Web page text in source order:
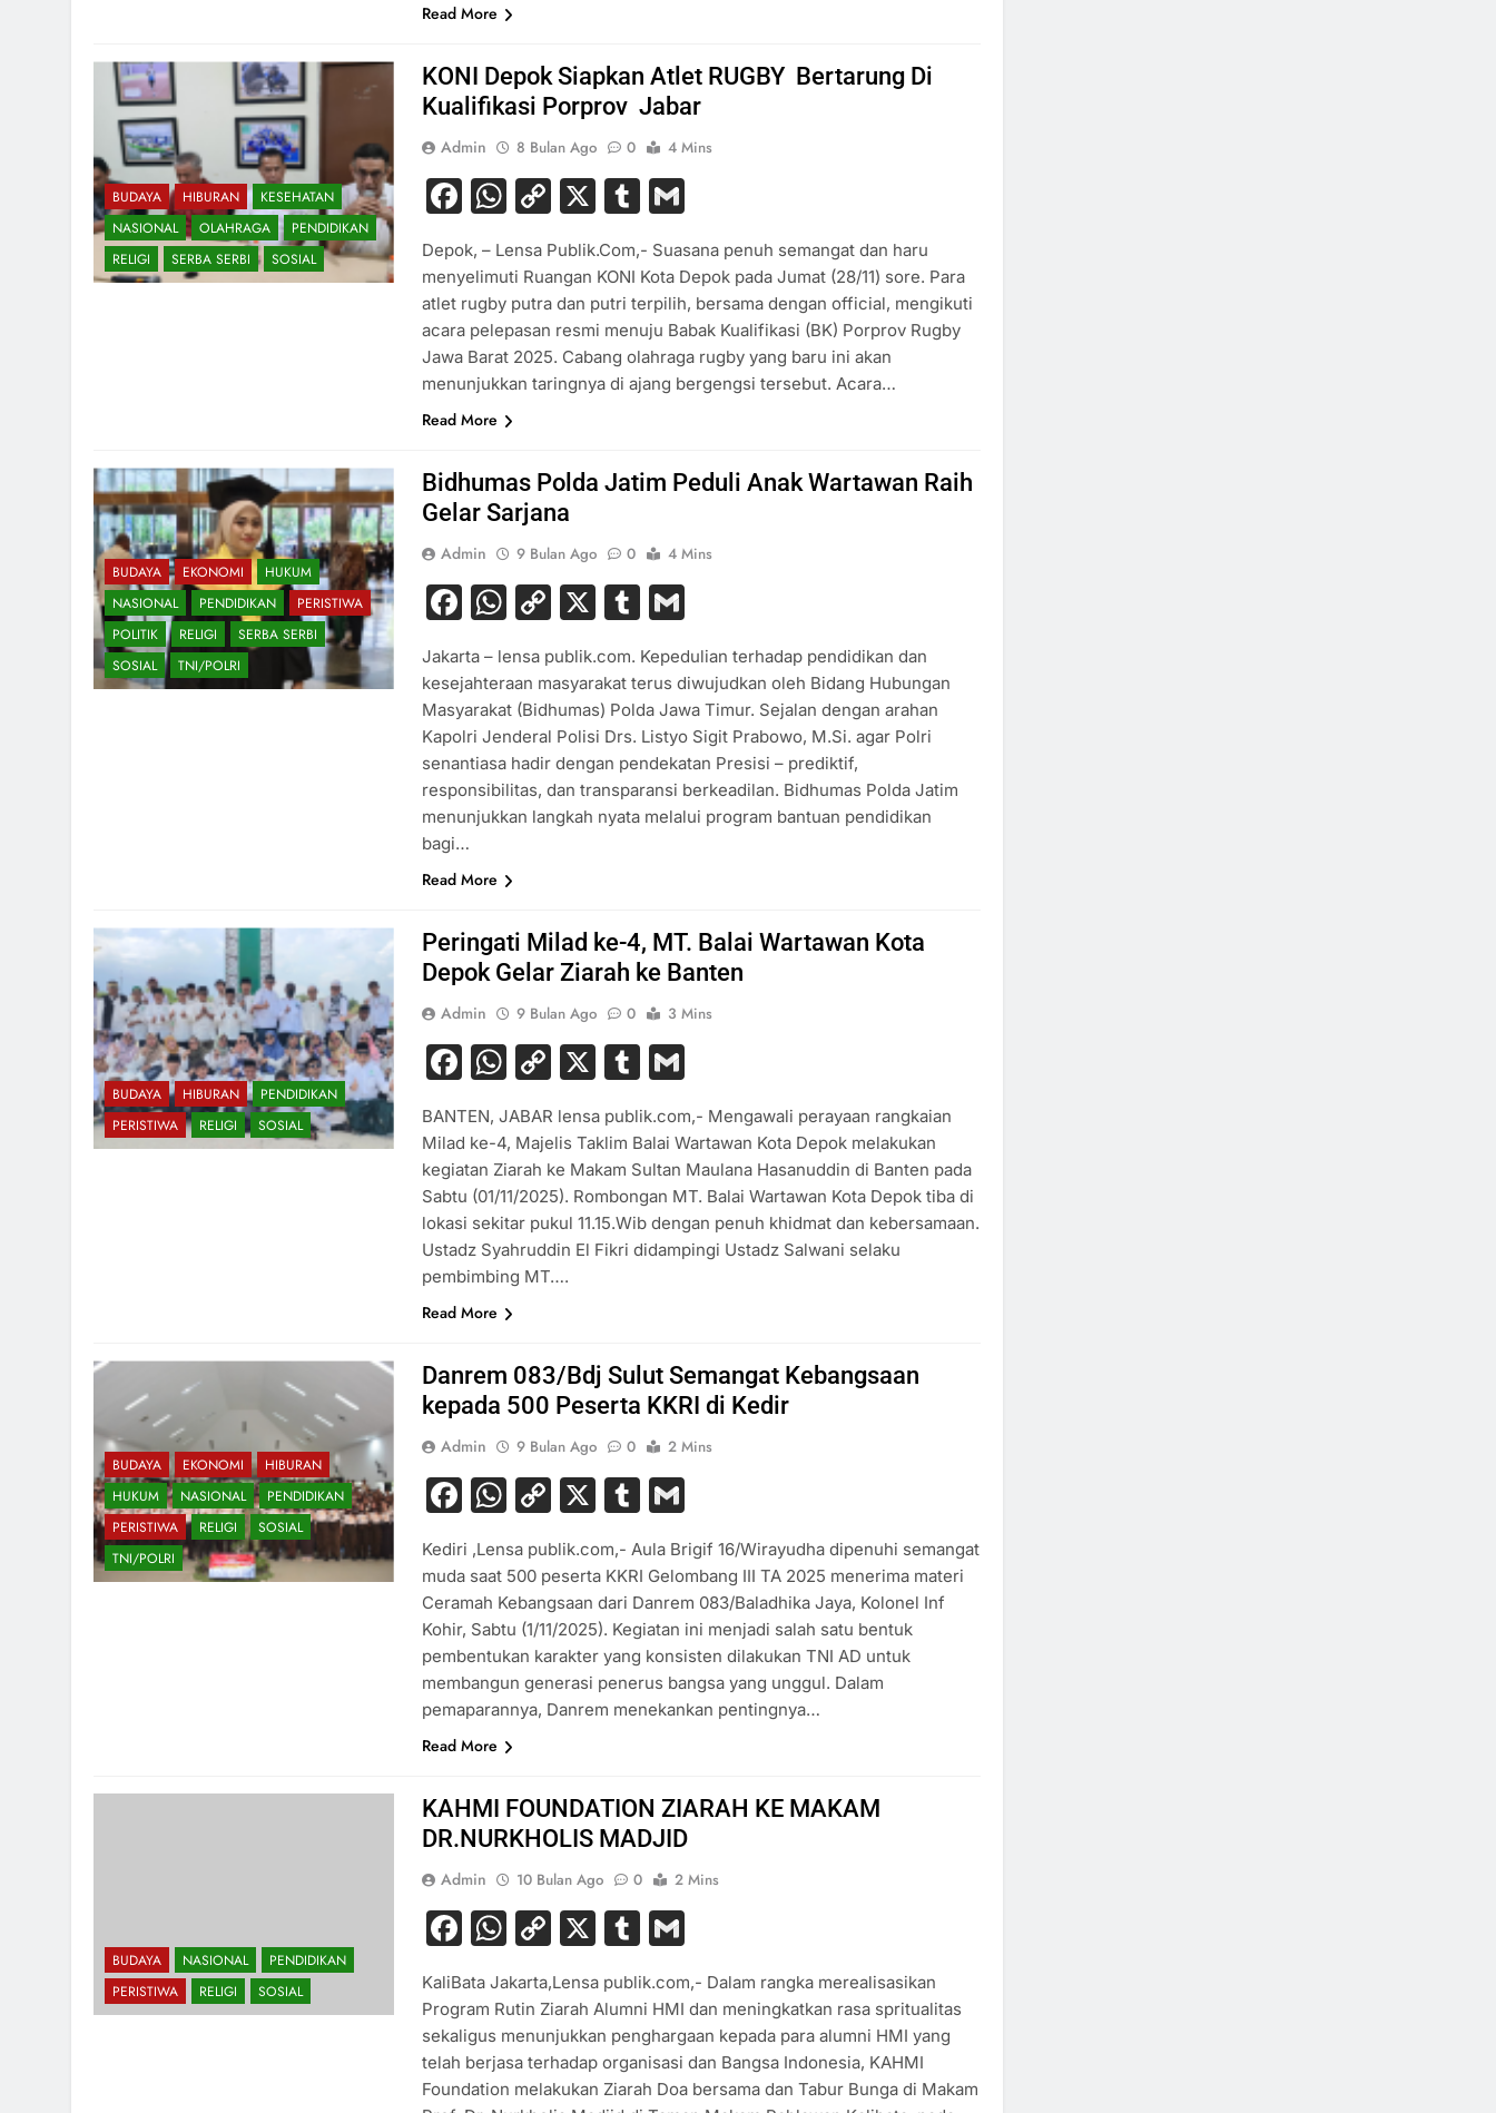
Read More
BUDAYA HIBURAN
KESEHATAN
NASIONAL
OLAHRAGA
PENDIDIKAN
RELIGI
SERBA SERBI SOSIAL
KONI Depok Siapkan Atlet RUGBY Bertarung Di
Kualifikasi Porprov Jabar
Admin 8 Bulan Ago 0 4 Mins
Facebook
WhatsApp
Copy
X Tumblr
Depok, – Lensa Publik.Com,- Suasana penuh semangat dan haru
menyelimuti Ruangan KONI Kota Depok pada Jumat (28/11) sore. Para
atlet rugby putra dan putri terpilih, bersama dengan official, mengikuti
acara pelepasan resmi menuju Babak Kualifikasi (BK) Porprov Rugby
Jawa Barat 2025. Cabang olahraga rugby yang baru ini akan
menunjukkan taringnya di ajang bergengsi tersebut. Acara…
Read More
BUDAYA EKONOMI
HUKUM
NASIONAL
PENDIDIKAN
PERISTIWA
POLITIK
RELIGI
SERBA SERBI
SOSIAL
TNI/POLRI
Bidhumas Polda Jatim Peduli Anak Wartawan Raih
Gelar Sarjana
Admin 9 Bulan Ago 0 4 Mins
Facebook
WhatsApp
Copy
X Tumblr
Jakarta – lensa publik.com. Kepedulian terhadap pendidikan dan
kesejahteraan masyarakat terus diwujudkan oleh Bidang Hubungan
Masyarakat (Bidhumas) Polda Jawa Timur. Sejalan dengan arahan
Kapolri Jenderal Polisi Drs. Listyo Sigit Prabowo, M.Si. agar Polri
senantiasa hadir dengan pendekatan Presisi – prediktif,
responsibilitas, dan transparansi berkeadilan. Bidhumas Polda Jatim
menunjukkan langkah nyata melalui program bantuan pendidikan
bagi…
Read More
BUDAYA HIBURAN
PENDIDIKAN
PERISTIWA
RELIGI SOSIAL
Peringati Milad ke-4, MT. Balai Wartawan Kota
Depok Gelar Ziarah ke Banten
Admin 9 Bulan Ago 0 3 Mins
Facebook
WhatsApp
Copy
X Tumblr
BANTEN, JABAR lensa publik.com,- Mengawali perayaan rangkaian
Milad ke-4, Majelis Taklim Balai Wartawan Kota Depok melakukan
kegiatan Ziarah ke Makam Sultan Maulana Hasanuddin di Banten pada
Sabtu (01/11/2025). Rombongan MT. Balai Wartawan Kota Depok tiba di
lokasi sekitar pukul 11.15.Wib dengan penuh khidmat dan kebersamaan.
Ustadz Syahruddin El Fikri didampingi Ustadz Salwani selaku
pembimbing MT….
Read More
BUDAYA EKONOMI
HIBURAN
HUKUM
NASIONAL
PENDIDIKAN
PERISTIWA
RELIGI
SOSIAL
TNI/POLRI
Danrem 083/Bdj Sulut Semangat Kebangsaan
kepada 500 Peserta KKRI di Kedir
Admin 9 Bulan Ago 0 2 Mins
Facebook
WhatsApp
Copy
X Tumblr
Kediri ,Lensa publik.com,- Aula Brigif 16/Wirayudha dipenuhi semangat
muda saat 500 peserta KKRI Gelombang III TA 2025 menerima materi
Ceramah Kebangsaan dari Danrem 083/Baladhika Jaya, Kolonel Inf
Kohir, Sabtu (1/11/2025). Kegiatan ini menjadi salah satu bentuk
pembentukan karakter yang konsisten dilakukan TNI AD untuk
membangun generasi penerus bangsa yang unggul. Dalam
pemaparannya, Danrem menekankan pentingnya…
Read More
BUDAYA NASIONAL
PENDIDIKAN
PERISTIWA
RELIGI SOSIAL
KAHMI FOUNDATION ZIARAH KE MAKAM
DR.NURKHOLIS MADJID
Admin 10 Bulan Ago 0 2 Mins
Facebook
WhatsApp
Copy
X Tumblr
KaliBata Jakarta,Lensa publik.com,- Dalam rangka merealisasikan
Program Rutin Ziarah Alumni HMI dan meningkatkan rasa spritualitas
sekaligus menunjukkan penghargaan kepada para alumni HMI yang
telah berjasa terhadap organisasi dan Bangsa Indonesia, KAHMI
Foundation melakukan Ziarah Doa bersama dan Tabur Bunga di Makam